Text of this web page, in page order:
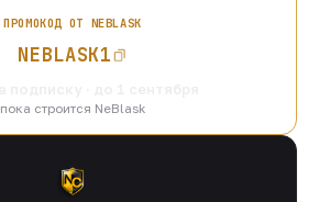
ПРОМОКОД ОТ NEBLASK
NEBLASK1
пока строится NeBlask